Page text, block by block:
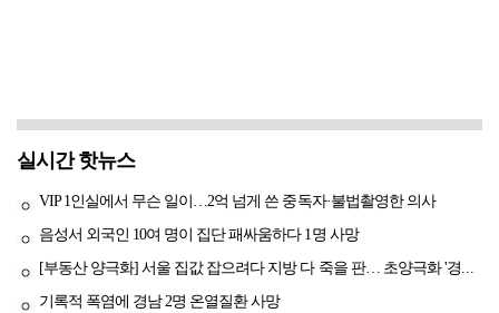
실시간 핫뉴스
VIP 1인실에서 무슨 일이…2억 넘게 쓴 중독자·불법촬영한 의사
음성서 외국인 10여 명이 집단 패싸움하다 1명 사망
기록적 폭염에 경남 2명 온열질환 사망